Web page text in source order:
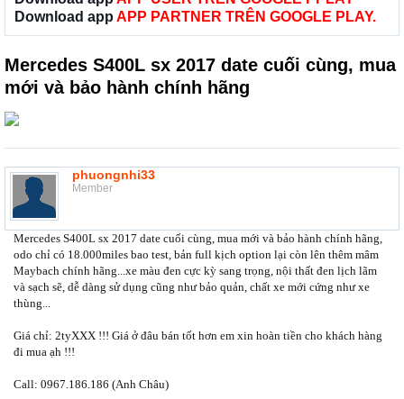
Download app APP PARTNER TRÊN GOOGLE PLAY.
Mercedes S400L sx 2017 date cuối cùng, mua
mới và bảo hành chính hãng
phuongnhi33
Member
Mercedes S400L sx 2017 date cuối cùng, mua mới và bảo hành chính hãng,
odo chỉ có 18.000miles bao test, bản full kịch option lại còn lên thêm mâm
Maybach chính hãng...xe màu đen cực kỳ sang trọng, nội thất đen lịch lãm
và sạch sẽ, dễ dàng sử dụng cũng như bảo quản, chất xe mới cứng như xe
thùng...
Giá chỉ: 2tyXXX !!! Giá ở đâu bán tốt hơn em xin hoàn tiền cho khách hàng
đi mua ạh !!!
Call: 0967.186.186 (Anh Châu)